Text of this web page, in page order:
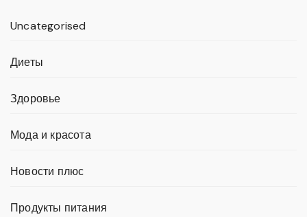
Uncategorised
Диеты
Здоровье
Мода и красота
Новости плюс
Продукты питания